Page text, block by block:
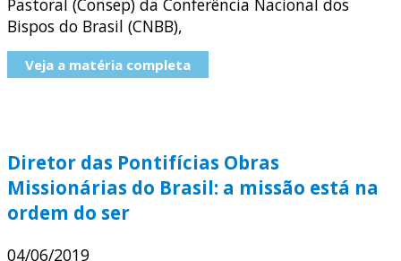
Pastoral (Consep) da Conferência Nacional dos
Bispos do Brasil (CNBB),
Veja a matéria completa
Diretor das Pontifícias Obras
Missionárias do Brasil: a missão está na
ordem do ser
04/06/2019